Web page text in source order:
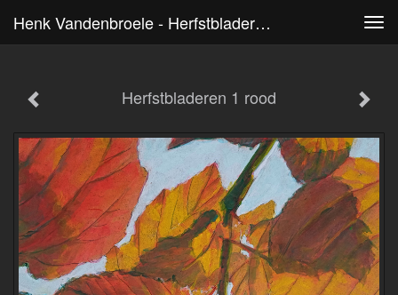
Henk Vandenbroele - Herfstbladeren 1 Rood
Herfstbladeren 1 rood